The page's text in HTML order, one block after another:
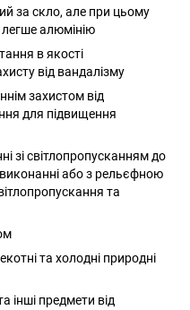
за скло, але при цьому
легше алюмінію
в якості
від вандалізму
захистом від
для підвищення
зі світлопропусканням до
або з рельєфною
та
та холодні природні
інші предмети від